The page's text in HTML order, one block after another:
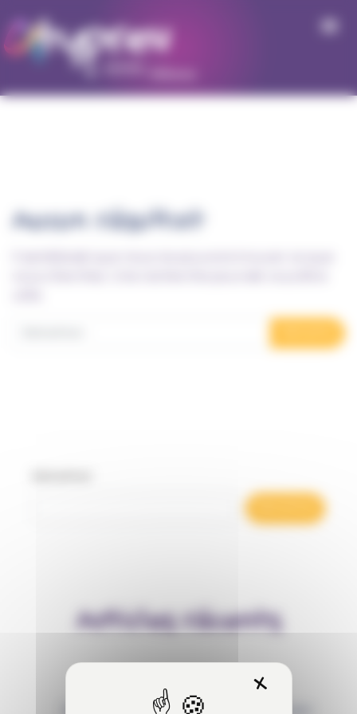
Aucun résultat
Articles récents
Behaviour Based Safety (BBS) : qu’est-ce que
XMasquer